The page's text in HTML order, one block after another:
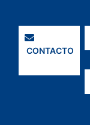
CONTACTO